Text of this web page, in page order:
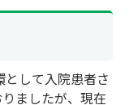
して入院患者さ
ましたが、現在